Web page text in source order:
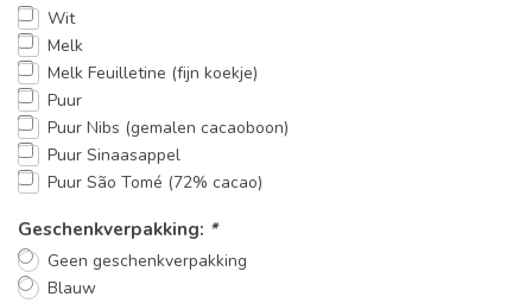
Wit
Melk
Melk Feuilletine (fijn koekje)
Puur
Puur Nibs (gemalen cacaoboon)
Puur Sinaasappel
Puur São Tomé (72% cacao)
Geschenkverpakking: *
Geen geschenkverpakking
Blauw